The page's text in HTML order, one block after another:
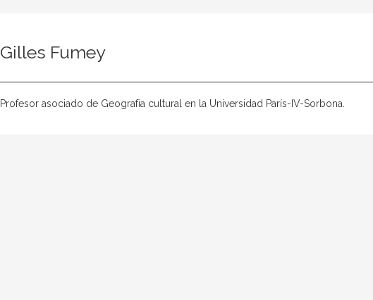
Gilles Fumey
Profesor asociado de Geografía cultural en la Universidad París-IV-Sorbona.